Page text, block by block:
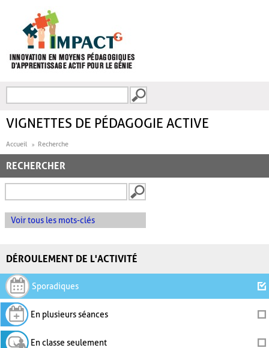
FORMULAIRE DE
VIGNETTES DE PÉDAGOGIE ACTIVE
Accueil Recherche
RECHERCHER
Voir tous les mots-clés
DÉROULEMENT DE L'ACTIVITÉ
Sporadiques
En plusieurs séances
En classe seulement